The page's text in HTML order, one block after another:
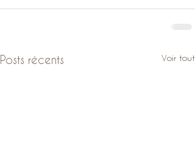
Posts récents Voir tout